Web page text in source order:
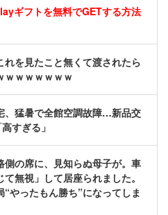
ギフトを無料でGETする方法
れを見たこと無くて渡されたら
ｗｗｗｗｗｗｗ
、猛暑で全館空調故障…新品交
すぎる」
側の席に、見知らぬ母子が。車
無視」して居座られました。
やったもん勝ち”になってしま